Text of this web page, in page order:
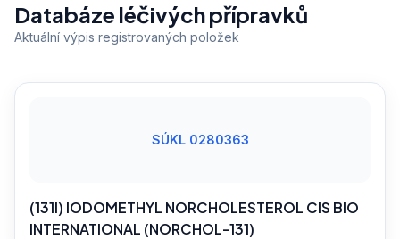
Databáze léčivých přípravků
Aktuální výpis registrovaných položek
SÚKL 0280363
(131I) IODOMETHYL NORCHOLESTEROL CIS BIO
INTERNATIONAL (NORCHOL-131)